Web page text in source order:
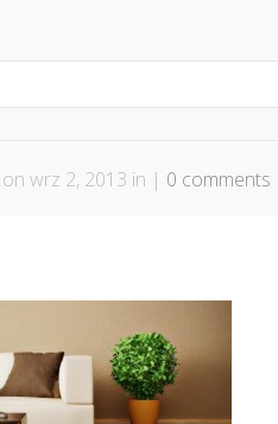
on wrz 2, 2013 in | 0 comments